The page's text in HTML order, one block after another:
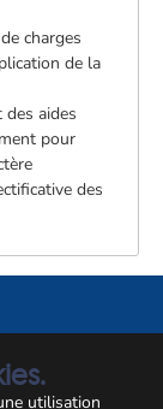
utilisation
charges
de la
aides
pour
des